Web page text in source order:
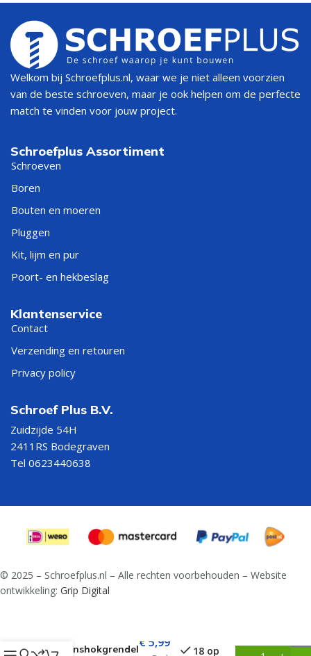
Welkom bij Schroefplus.nl, waar we je niet alleen voorzien
van de beste schroeven, maar je ook helpen om de perfecte
match te vinden voor jouw project.
Schroefplus Assortiment
Schroeven
Boren
Bouten en moeren
Pluggen
Kit, lijm en pur
Poort- en hekbeslag
Klantenservice
Contact
Verzending en retouren
Privacy policy
Schroef Plus B.V.
Zuidzijde 54H
2411RS Bodegraven
Tel 0623440638
© 2025 – Schroefplus.nl – Alle rechten voorbehouden – Website
ontwikkeling: Grip Digital
Varkenshokgrendel€ 5,99
18 op